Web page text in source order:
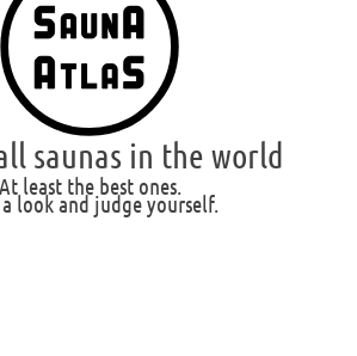
saunas in the world
At least the best ones.
a look and judge yourself.